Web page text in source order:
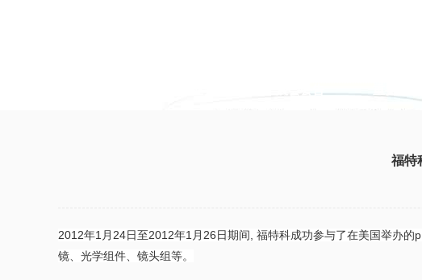
福特
2012年1月24日至2012年1月26日期间, 福特科成功参与了在美国举办
镜、光学组件、镜头组等。